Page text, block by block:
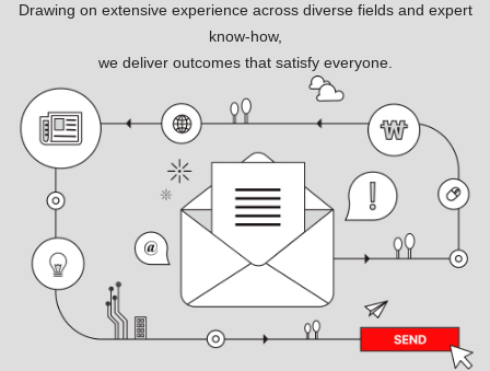
카이스트인권센터 설문페이지 포트폴리오
Drawing on extensive experience across diverse fields and expert
know-how,
we deliver outcomes that satisfy everyone.